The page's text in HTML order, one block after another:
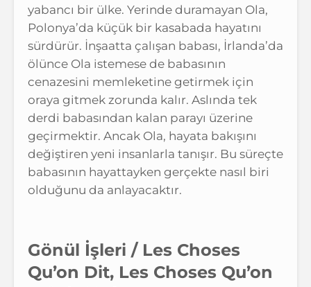
yabancı bir ülke. Yerinde duramayan Ola,
Polonya’da küçük bir kasabada hayatını
sürdürür. İnşaatta çalışan babası, İrlanda’da
ölünce Ola istemese de babasının
cenazesini memleketine getirmek için
oraya gitmek zorunda kalır. Aslında tek
derdi babasından kalan parayı üzerine
geçirmektir. Ancak Ola, hayata bakışını
değiştiren yeni insanlarla tanışır. Bu süreçte
babasının hayattayken gerçekte nasıl biri
olduğunu da anlayacaktır.
Gönül İşleri / Les Choses
Qu’on Dit, Les Choses Qu’on